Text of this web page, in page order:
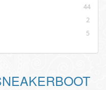
44
2
5